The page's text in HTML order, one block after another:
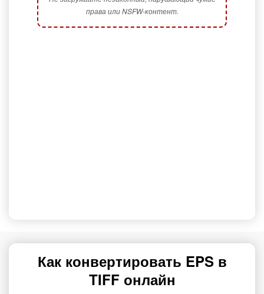
права или NSFW-контент.
Как конвертировать EPS в
TIFF онлайн